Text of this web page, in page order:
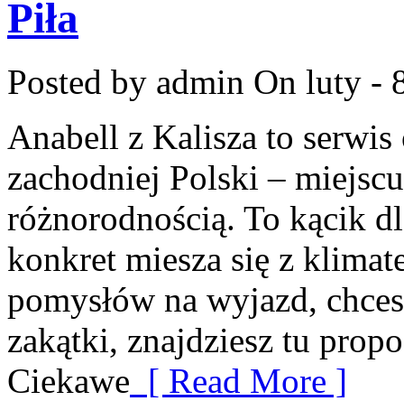
Piła
Posted by admin On luty -
Anabell z Kalisza to
zachodniej Polski –
różnorodnością. To kącik
konkret miesza się z
pomysłów na wyjazd,
zakątki, znajdziesz tu
Ciekawe [ Read More ]